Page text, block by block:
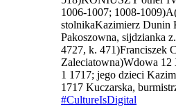
1006-1007; 1008-
stolnikaKazimierz Dunin
Pakoszowna, sijdzianka
4727, k. 471)Franciszek
Zaleciatowna)Wdowa
1 1717; jego dzieci
1717 Kuczarska,
#CultureIsDigital